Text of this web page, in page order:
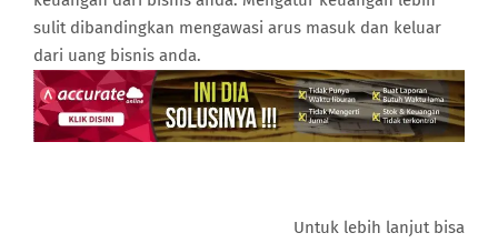
sulit dibandingkan mengawasi arus masuk dan keluar
dari uang bisnis anda.
Untuk lebih lanjut bisa